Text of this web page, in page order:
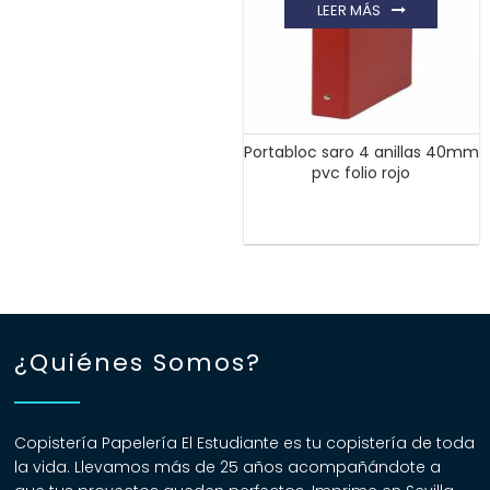
Portabloc saro 4 anillas 40mm
pvc folio rojo
LEER MÁS
¿Quiénes Somos?
Copistería Papelería El Estudiante es tu copistería de toda
la vida. Llevamos más de 25 años acompañándote a